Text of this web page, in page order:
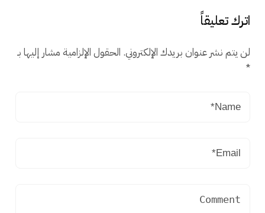
اترك تعليقاً
لن يتم نشر عنوان بريدك الإلكتروني. الحقول الإلزامية مشار إليها بـ
*